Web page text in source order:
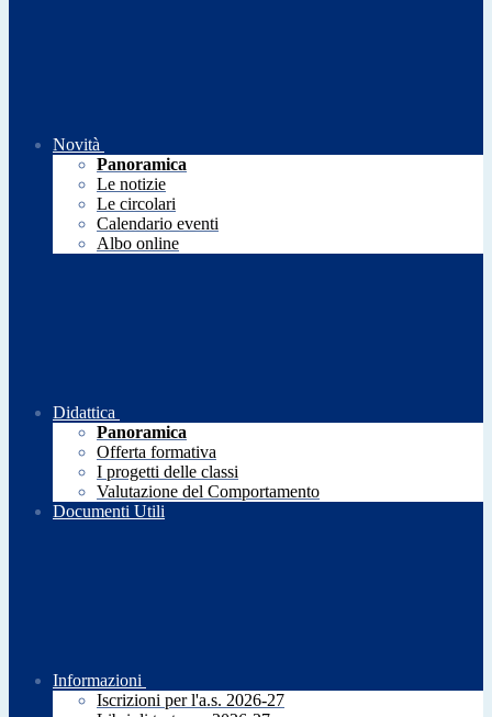
Novità
Panoramica
Le notizie
Le circolari
Calendario eventi
Albo online
Didattica
Panoramica
Offerta formativa
I progetti delle classi
Valutazione del Comportamento
Documenti Utili
Informazioni
Iscrizioni per l'a.s. 2026-27